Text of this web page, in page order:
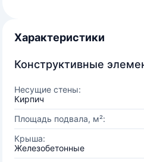
Характеристики
Конструктивные
Несущие стены:
Кирпич
Площадь подвала, м²:
Крыша:
Железобетонные